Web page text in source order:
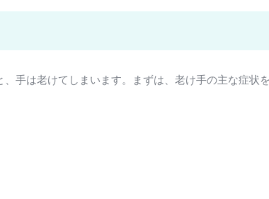
手は老けてしまいます。まずは、老け手の主な症状